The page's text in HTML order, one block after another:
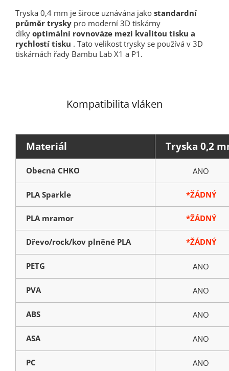
Tryska 0,4 mm je široce uznávána jako standardní
průměr trysky pro moderní 3D tiskárny
díky optimální rovnováze mezi kvalitou tisku a
rychlostí tisku . Tato velikost trysky se používá v 3D
tiskárnách řady Bambu Lab X1 a P1.
Kompatibilita vláken
Materiál Tryska 0,2
Obecná CHKO ANO
PLA Sparkle *ŽÁDNÝ
PLA mramor *ŽÁDNÝ
Dřevo/rock/kov plněné PLA *ŽÁDNÝ
PETG ANO
PVA ANO
ABS ANO
ASA ANO
PC ANO